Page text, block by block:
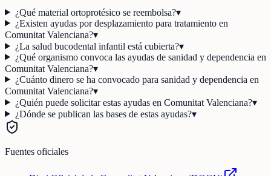
¿Qué material ortoprotésico se reembolsa?▾
¿Existen ayudas por desplazamiento para tratamiento en
Comunitat Valenciana?▾
¿La salud bucodental infantil está cubierta?▾
¿Qué organismo convoca las ayudas de sanidad y dependencia en
Comunitat Valenciana?▾
¿Cuánto dinero se ha convocado para sanidad y dependencia en
Comunitat Valenciana?▾
¿Quién puede solicitar estas ayudas en Comunitat Valenciana?▾
¿Dónde se publican las bases de estas ayudas?▾
Fuentes oficiales